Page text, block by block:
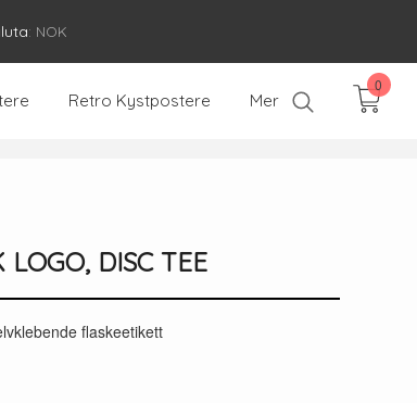
: NOK
Retro Kystpostere Mer
0
DISC TEE
flaskeetikett